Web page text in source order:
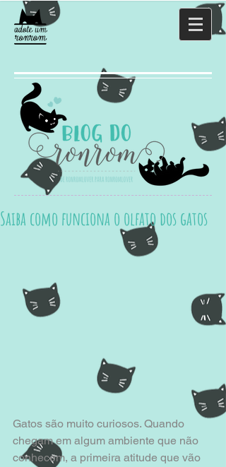
Saiba como funciona o olfato dos gatos
Gatos são muito curiosos. Quando
chegam em algum ambiente que não
conhecem, a primeira atitude que vão